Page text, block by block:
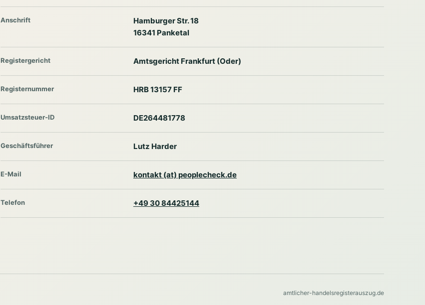
Anschrift
Hamburger Str. 18
16341 Panketal
Registergericht Amtsgericht Frankfurt (Oder)
Registernummer HRB 13157 FF
Umsatzsteuer-ID DE264481778
Geschäftsführer Lutz Harder
E-Mail kontakt (at) peoplecheck.de
Telefon +49 30 84425144
amtlicher-handelsregisterauszug.de